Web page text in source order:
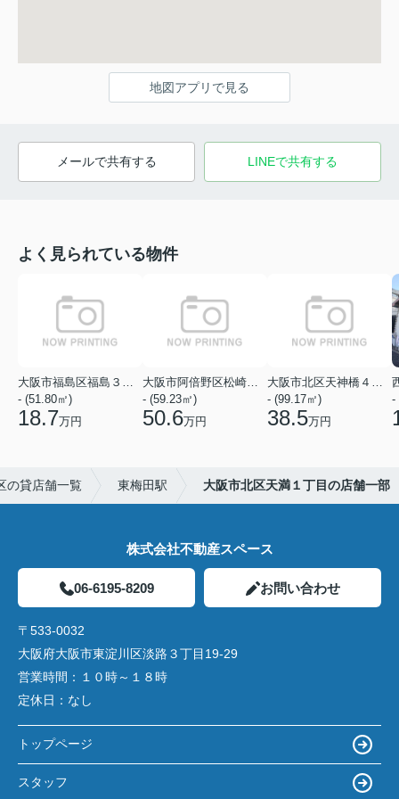
地図アプリで見る
メールで共有する LINEで共有する
よく見られている物件
- (51.80㎡)
18.7万円
- (59.23㎡)
50.6万円
- (99.17㎡)
38.5万円
-
の貸店舗一覧 東梅田駅 大阪市北区天満１丁目の店舗一部
株式会社不動産スペース
06-6195-8209 お問い合わせ
〒533-0032
大阪府大阪市東淀川区淡路３丁目19-29
営業時間： １０時～１８時
定休日： なし
トップページ
スタッフ